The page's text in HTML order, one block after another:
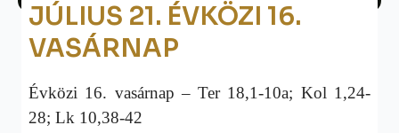
JÚLIUS 21. ÉVKÖZI 16.
VASÁRNAP
Évközi 16. vasárnap – Ter 18,1-10a; Kol 1,24-
28;Lk 10,38-42